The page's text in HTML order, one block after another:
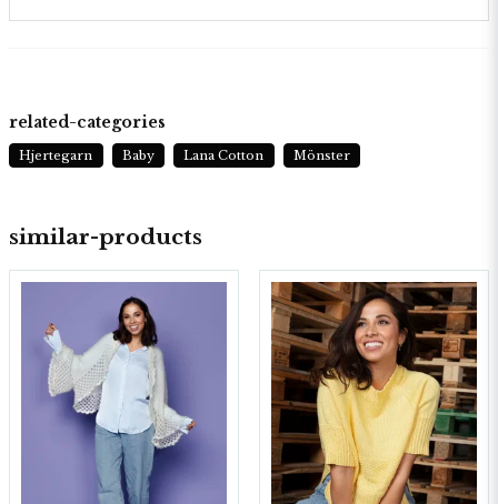
similar-products
related-categories
Hjertegarn Baby Lana Cotton Mönster